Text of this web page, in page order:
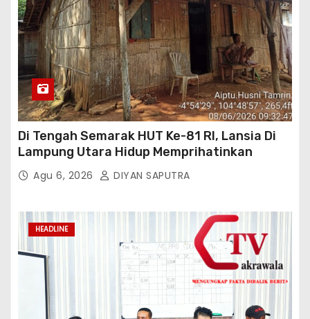
Di Tengah Semarak HUT Ke-81 RI, Lansia Di
Lampung Utara Hidup Memprihatinkan
Agu 6, 2026 DIYAN SAPUTRA
HEADLINE